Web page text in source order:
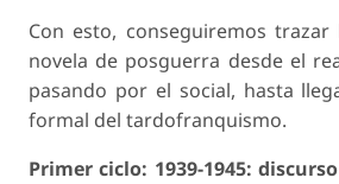
Con esto, conseguiremos
novela de posguerra desde el
pasando por el social, hasta
formal del tardofranquismo.
Primer ciclo: 1939-1945: